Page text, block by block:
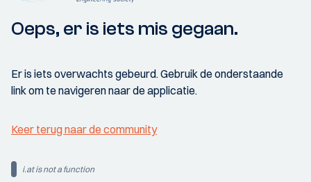
Oeps, er is iets mis gegaan.
Er is iets overwachts gebeurd. Gebruik de onderstaande
link om te navigeren naar de applicatie.
Keer terug naar de community
i.at is not a function